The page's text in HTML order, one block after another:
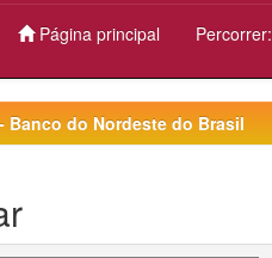
Página principal Percorrer:
Banco do Nordeste do Brasil